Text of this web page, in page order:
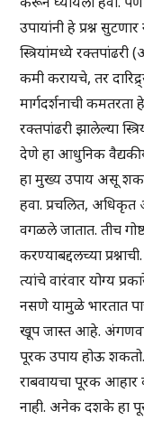
उपायांनी हे प्रश्न
स्त्रियांमध्ये
कमी करायचे, तर
मार्गदर्शनाची
रक्तपांढरी झालेल्या
देणे हा आधुनिक
हा मुख्य उपाय असू
हवा. प्रचलित,
वगळले जातात. तीच
करण्याबद्दलच्या
त्यांचे वारंवार योग्य
नसणे यामुळे भारतात
खूप जास्त आहे.
पूरक उपाय होऊ
राबवायचा पूरक आहार
नाही. अनेक दशके हा